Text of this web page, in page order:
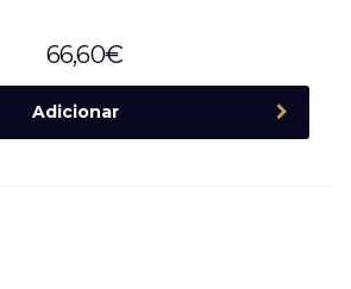
66,60€
Adicionar